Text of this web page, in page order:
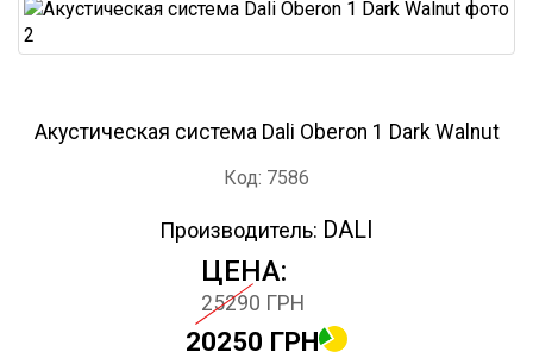
Акустическая система Dali Oberon 1 Dark Walnut
Код: 7586
Производитель: DALI
ЦЕНА:
25290 ГРН
20250 ГРН